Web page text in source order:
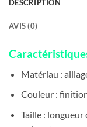
DESCRIPTION
AVIS (0)
Matériau :
Couleur :
Taille : longueur